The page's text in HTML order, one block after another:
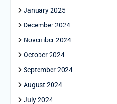
January 2025
December 2024
November 2024
October 2024
September 2024
August 2024
July 2024